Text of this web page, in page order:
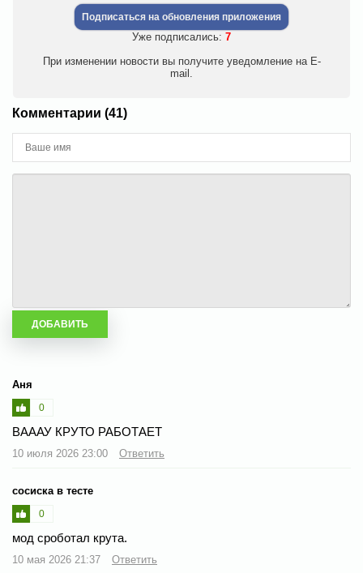
Подписаться на обновления приложения
Уже подписались: 7
При изменении новости вы получите уведомление на E-
mail.
Комментарии (41)
Аня
0
ВАААУ КРУТО РАБОТАЕТ
10 июля 2026 23:00 Ответить
сосиска в тесте
0
мод сроботал крута.
10 мая 2026 21:37 Ответить